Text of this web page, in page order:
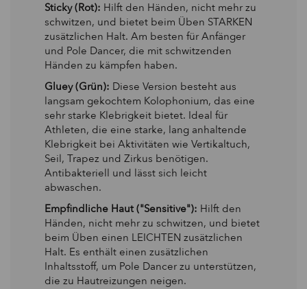
Sticky (Rot): Hilft den Händen, nicht mehr zu
schwitzen, und bietet beim Üben STARKEN
zusätzlichen Halt. Am besten für Anfänger
und Pole Dancer, die mit schwitzenden
Händen zu kämpfen haben.
Gluey (Grün): Diese Version besteht aus
langsam gekochtem Kolophonium, das eine
sehr starke Klebrigkeit bietet. Ideal für
Athleten, die eine starke, lang anhaltende
Klebrigkeit bei Aktivitäten wie Vertikaltuch,
Seil, Trapez und Zirkus benötigen.
Antibakteriell und lässt sich leicht
abwaschen.
Empfindliche Haut ("Sensitive"): Hilft den
Händen, nicht mehr zu schwitzen, und bietet
beim Üben einen LEICHTEN zusätzlichen
Halt. Es enthält einen zusätzlichen
Inhaltsstoff, um Pole Dancer zu unterstützen,
die zu Hautreizungen neigen.